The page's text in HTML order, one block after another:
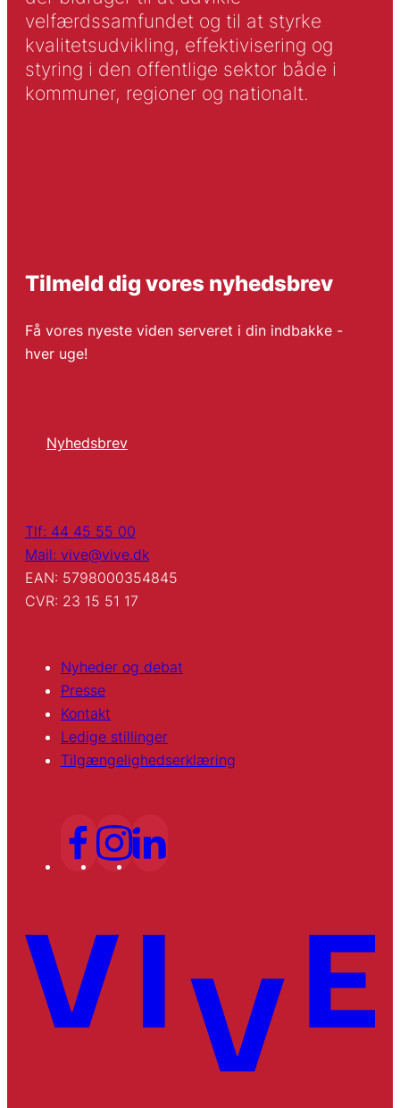
velfærdssamfundet og til at styrke
kvalitetsudvikling, effektivisering og
styring i den offentlige sektor både i
kommuner, regioner og nationalt.
Tilmeld dig vores nyhedsbrev
Få vores nyeste viden serveret i din indbakke -
hver uge!
Nyhedsbrev
Tlf: 44 45 55 00
Mail: vive@vive.dk
EAN: 5798000354845
CVR: 23 15 51 17
Nyheder og debat
Presse
Kontakt
Ledige stillinger
Tilgængelighedserklæring